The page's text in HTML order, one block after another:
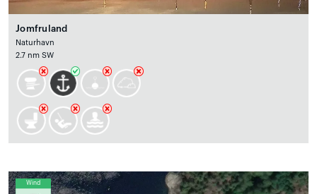
Jomfruland
Naturhavn
2.7 nm SW
Wind